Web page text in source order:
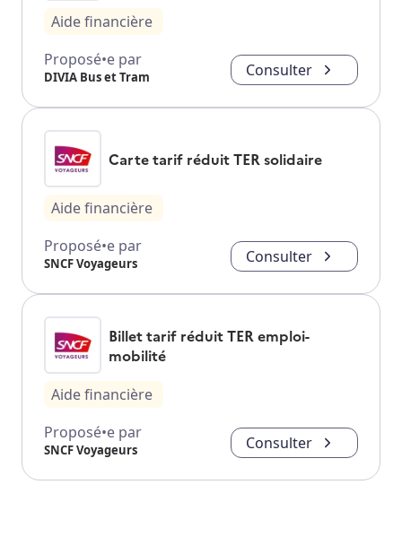
Aide financière
Proposé•e par
DIVIA Bus et Tram Consulter
Carte tarif réduit TER solidaire
Aide financière
Proposé•e par
SNCF Voyageurs Consulter
Billet tarif réduit TER emploi-
mobilité
Aide financière
Proposé•e par
SNCF Voyageurs Consulter